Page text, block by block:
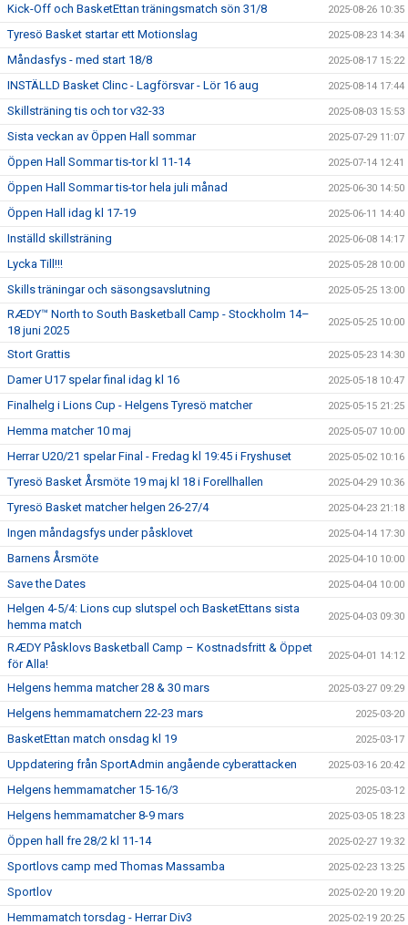
Kick-Off och BasketEttan träningsmatch sön 31/8 2025-08-26 10:35
Tyresö Basket startar ett Motionslag 2025-08-23 14:34
Måndasfys - med start 18/8 2025-08-17 15:22
INSTÄLLD Basket Clinc - Lagförsvar - Lör 16 aug 2025-08-14 17:44
Skillsträning tis och tor v32-33 2025-08-03 15:53
Sista veckan av Öppen Hall sommar 2025-07-29 11:07
Öppen Hall Sommar tis-tor kl 11-14 2025-07-14 12:41
Öppen Hall Sommar tis-tor hela juli månad 2025-06-30 14:50
Öppen Hall idag kl 17-19 2025-06-11 14:40
Inställd skillsträning 2025-06-08 14:17
Lycka Till!!! 2025-05-28 10:00
Skills träningar och säsongsavslutning 2025-05-25 13:00
RÆDY™ North to South Basketball Camp - Stockholm 14–
18 juni 2025
2025-05-25 10:00
Stort Grattis 2025-05-23 14:30
Damer U17 spelar final idag kl 16 2025-05-18 10:47
Finalhelg i Lions Cup - Helgens Tyresö matcher 2025-05-15 21:25
Hemma matcher 10 maj 2025-05-07 10:00
Herrar U20/21 spelar Final - Fredag kl 19:45 i Fryshuset 2025-05-02 10:16
Tyresö Basket Årsmöte 19 maj kl 18 i Forellhallen 2025-04-29 10:36
Tyresö Basket matcher helgen 26-27/4 2025-04-23 21:18
Ingen måndagsfys under påsklovet 2025-04-14 17:30
Barnens Årsmöte 2025-04-10 10:00
Save the Dates 2025-04-04 10:00
Helgen 4-5/4: Lions cup slutspel och BasketEttans sista
hemma match
2025-04-03 09:30
RÆDY Påsklovs Basketball Camp – Kostnadsfritt & Öppet
för Alla!
2025-04-01 14:12
Helgens hemma matcher 28 & 30 mars 2025-03-27 09:29
Helgens hemmamatchern 22-23 mars 2025-03-20
BasketEttan match onsdag kl 19 2025-03-17
Uppdatering från SportAdmin angående cyberattacken 2025-03-16 20:42
Helgens hemmamatcher 15-16/3 2025-03-12
Helgens hemmamatcher 8-9 mars 2025-03-05 18:23
Öppen hall fre 28/2 kl 11-14 2025-02-27 19:32
Sportlovs camp med Thomas Massamba 2025-02-23 13:25
Sportlov 2025-02-20 19:20
Hemmamatch torsdag - Herrar Div3 2025-02-19 20:25